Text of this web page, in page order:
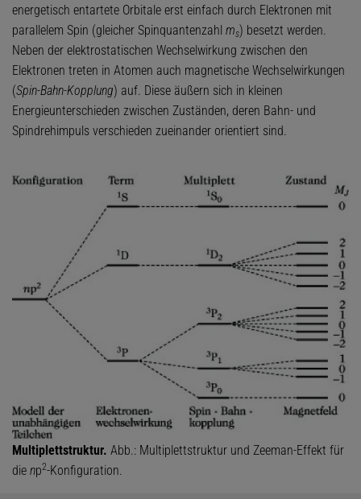
energetisch entartete Orbitale erst einfach durch Elektronen mit
parallelem Spin (gleicher Spinquantenzahl ms) besetzt werden.
Neben der elektrostatischen Wechselwirkung zwischen den
Elektronen treten in Atomen auch magnetische Wechselwirkungen
(Spin-Bahn-Kopplung) auf. Diese äußern sich in kleinen
Energieunterschieden zwischen Zuständen, deren Bahn- und
Spindrehimpuls verschieden zueinander orientiert sind.
Multiplettstruktur. Abb.: Multiplettstruktur und Zeeman-Effekt für
die np2-Konfiguration.